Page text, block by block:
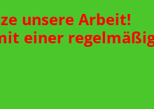
unsere Arbeit!
einer